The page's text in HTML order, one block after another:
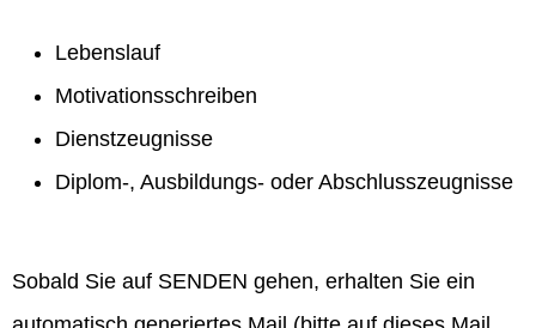
Lebenslauf
Motivationsschreiben
Dienstzeugnisse
Diplom-, Ausbildungs- oder Abschlusszeugnisse
Sobald Sie auf SENDEN gehen, erhalten Sie ein